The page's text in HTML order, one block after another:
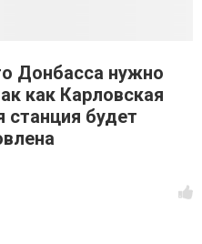
Донбасса нужно
как Карловская
станция будет